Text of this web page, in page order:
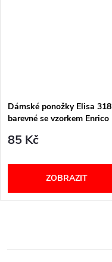
Dámské ponožky Elisa 318
barevné se vzorkem Enrico
85 Kč
ZOBRAZIT